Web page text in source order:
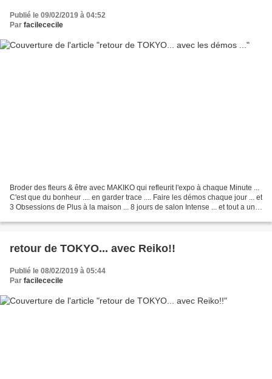
Publié le 09/02/2019 à 04:52
Par facilececile
Broder des fleurs & être avec MAKIKO qui refleurit l'expo à chaque Minute ...
C'est que du bonheur .... en garder trace .... Faire les démos chaque jour ... et
3 Obsessions de Plus à la maison ... 8 jours de salon Intense ... et tout a une
retour de TOKYO... avec Reiko!!
Publié le 08/02/2019 à 05:44
Par facilececile